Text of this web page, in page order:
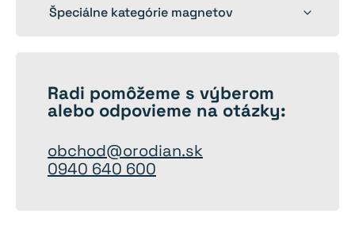
Špeciálne kategórie magnetov
Toggle
Radi pomôžeme s výberom
alebo odpovieme na otázky:
obchod@orodian.sk
0940 640 600